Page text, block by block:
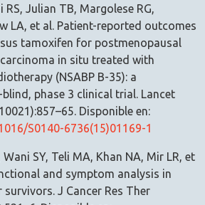
RS, Julian TB, Margolese RG,
LA, et al. Patient-reported outcomes
tamoxifen for postmenopausal
in situ treated with
(NSABP B-35): a
phase 3 clinical trial. Lancet
Disponible en:
S0140-6736(15)01169-1
Wani SY, Teli MA, Khan NA, Mir LR, et
and symptom analysis in
J Cancer Res Ther